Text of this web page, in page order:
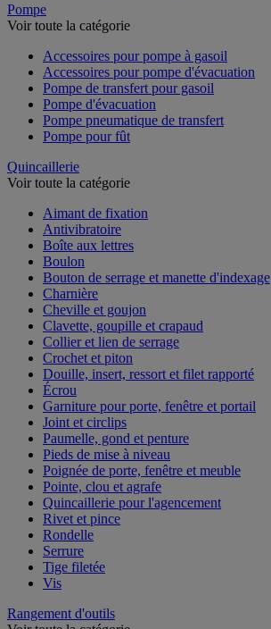
Pompe
Voir toute la catégorie
Accessoires pour pompe à gasoil
Accessoires pour pompe d'évacuation
Pompe de transfert pour gasoil
Pompe d'évacuation
Pompe pneumatique de transfert
Pompe pour fût
Quincaillerie
Voir toute la catégorie
Aimant de fixation
Antivibratoire
Boîte aux lettres
Boulon
Bouton de serrage et manette d'indexage
Charnière
Cheville et goujon
Clavette, goupille et crapaud
Collier et lien de serrage
Crochet et piton
Douille, insert, ressort et filet rapporté
Écrou
Garniture pour porte, fenêtre et portail
Joint et circlips
Paumelle, gond et penture
Pieds de mise à niveau
Poignée de porte, fenêtre et meuble
Pointe, clou et agrafe
Quincaillerie pour l'agencement
Rivet et pince
Rondelle
Serrure
Tige filetée
Vis
Rangement d'outils